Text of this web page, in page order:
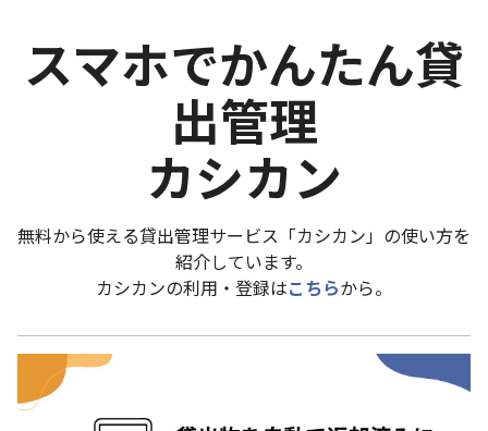
スマホでかんたん貸
出管理
カシカン
無料から使える貸出管理サービス「カシカン」の使い方を
紹介しています。
カシカンの利用・登録はこちらから。